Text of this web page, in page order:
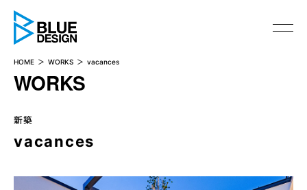
HOME WORKS vacances
WORKS
新築
vacances